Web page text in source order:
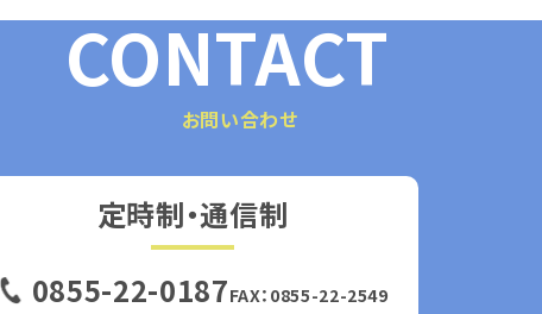
CONTACT
お問い合わせ
定時制・通信制
0855-22-0187FAX：0855-22-2549